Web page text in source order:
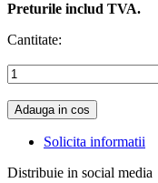
Preturile includ TVA.
Cantitate:
Adauga in cos
Solicita informatii
Distribuie in social media